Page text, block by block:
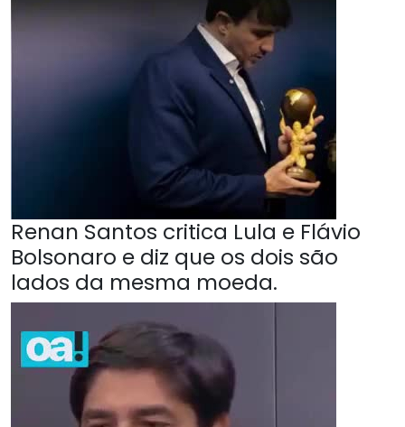
Renan Santos critica Lula e Flávio
Bolsonaro e diz que os dois são
lados da mesma moeda.